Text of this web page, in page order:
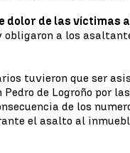
dolor de las víctimas
obligaron a los
tuvieron que ser
de Logroño por
de los
el asalto al